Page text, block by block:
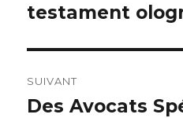
l’article
précédent :
testament
SUIVANT
Article
Des Avocats